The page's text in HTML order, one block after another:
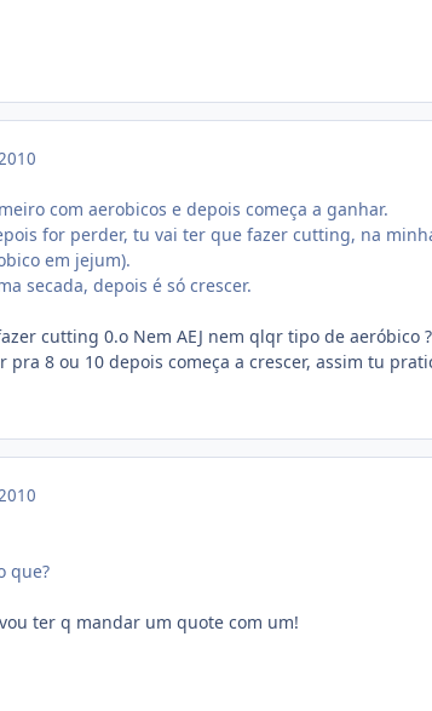
com aerobicos e depois começa a ganhar.
for perder, tu vai ter que fazer cutting, na
em jejum).
secada, depois é só crescer.
cutting 0.o Nem AEJ nem qlqr tipo de aeróbico ?
pra 8 ou 10 depois começa a crescer, assim tu
que?
ter q mandar um quote com um!